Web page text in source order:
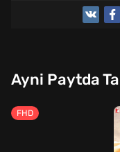
Ayni Paytda
FHD